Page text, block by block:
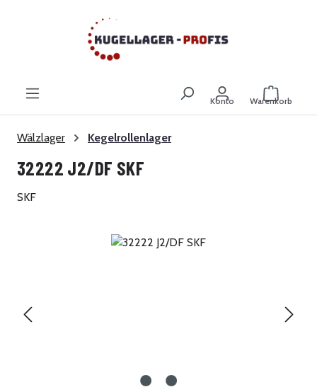
Zum Hauptinhalt springen
Konto Warenkorb
Wälzlager Kegelrollenlager
32222 J2/DF SKF
SKF
Bildergalerie überspringen